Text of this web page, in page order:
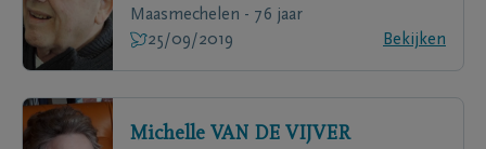
Maasmechelen - 76 jaar
25/09/2019
Bekijken
Michelle VAN DE VIJVER